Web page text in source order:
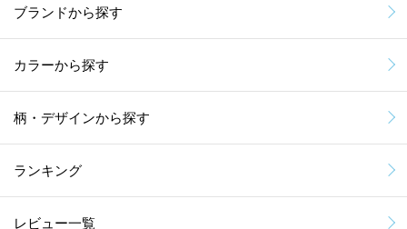
ブランドから探す
カラーから探す
柄・デザインから探す
ランキング
レビュー一覧